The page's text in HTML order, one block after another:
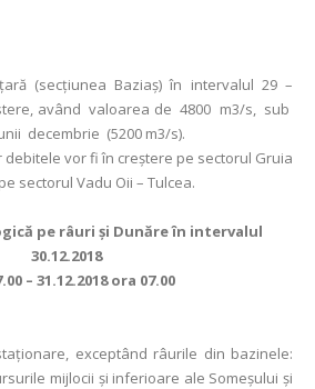
(secţiunea Baziaş) în intervalul 29 –
având valoarea de 4800 m3/s, sub
decembrie (5200 m3/s).
debitele vor fi în creștere pe sectorul Gruia
sectorul Vadu Oii – Tulcea.
pe râuri şi Dunăre în intervalul
30.12.2018
– 31.12.2018 ora 07.00
exceptând râurile din bazinele:
mijlocii și inferioare ale Someșului și